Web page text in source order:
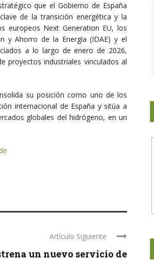
que el Gobierno de España
de la transición energética y la
europeos Next Generation EU, los
y Ahorro de la Energía (IDAE) y el
a lo largo de enero de 2026,
proyectos industriales vinculados al
su posición como uno de los
internacional de España y sitúa a
globales del hidrógeno, en un
Artículo Siguiente
un nuevo servicio de